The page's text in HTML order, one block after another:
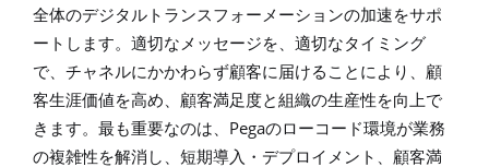
全体のデジタルトランスフォーメーションの加速をサポ
ートします。適切なメッセージを、適切なタイミング
で、チャネルにかかわらず顧客に届けることにより、顧
客生涯価値を高め、顧客満足度と組織の生産性を向上で
きます。最も重要なのは、 Pegaのローコード環境が業務
の複雑性を解消し、短期導入・デプロイメント、顧客満